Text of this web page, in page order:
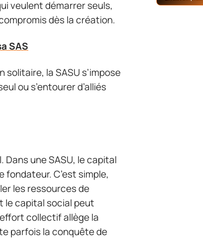
veulent démarrer seuls,
dès la création.
SAS
la SASU s’impose
ou s’entourer d’alliés
une SASU, le capital
fondateur. C’est simple,
les ressources de
le capital social peut
collectif allège la
parfois la conquête de